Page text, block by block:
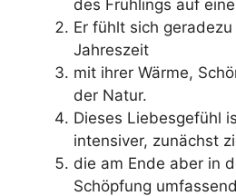
des Frühlings auf
Er fühlt sich
Jahreszeit
mit ihrer Wärme,
der Natur.
Dieses Liebesgefühl
intensiver, zunächst
die am Ende aber in
Schöpfung